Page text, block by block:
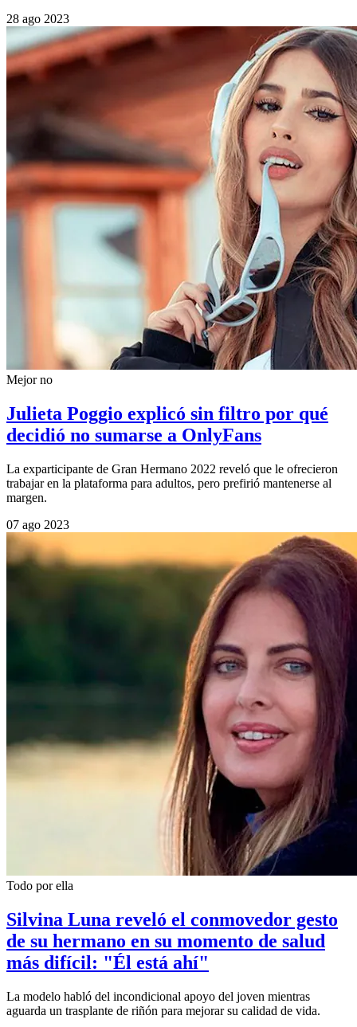
28 ago 2023
Mejor no
Julieta Poggio explicó sin filtro por qué
decidió no sumarse a OnlyFans
La exparticipante de Gran Hermano 2022 reveló que le ofrecieron
trabajar en la plataforma para adultos, pero prefirió mantenerse al
margen.
07 ago 2023
Todo por ella
Silvina Luna reveló el conmovedor gesto
de su hermano en su momento de salud
más difícil: "Él está ahí"
La modelo habló del incondicional apoyo del joven mientras
aguarda un trasplante de riñón para mejorar su calidad de vida.